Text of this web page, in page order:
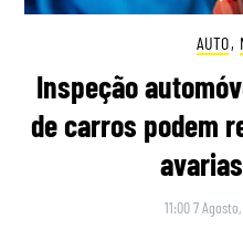
AUTO,
Inspeção
de carros podem
11:00 7